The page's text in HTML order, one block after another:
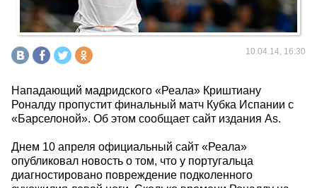
10.04.14, 16:30
Нападающий мадридского «Реала» Криштиану
Роналду пропустит финальный матч Кубка Испании с
«Барселоной». Об этом сообщает сайт издания As.
Днем 10 апреля официальный сайт «Реала»
опубликовал новость о том, что у португальца
диагностировано повреждение подколенного